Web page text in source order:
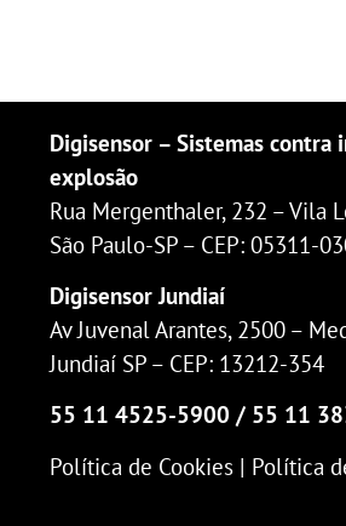
Digisensor – Sistemas contra
explosão
Rua Mergenthaler, 232 – Vila
São Paulo-SP – CEP: 05311-
Digisensor Jundiaí
Av Juvenal Arantes, 2500 –
Jundiaí SP – CEP: 13212-354
55 11 4525-5900 / 55 11
Política de Cookies | Política